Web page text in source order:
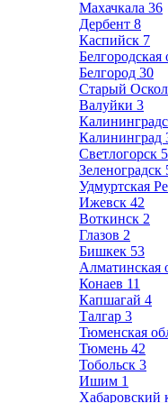
Махачкала 36
Дербент 8
Каспийск 7
Белгородская
Белгород 30
Старый Оскол
Валуйки 3
Калининград
Светлогорск 5
Зеленоградск
Удмуртская
Ижевск 42
Воткинск 2
Глазов 2
Бишкек 53
Алматинская
Конаев 11
Капшагай 4
Талгар 3
Тюменская
Тюмень 42
Тобольск 3
Ишим 1
Хабаровский